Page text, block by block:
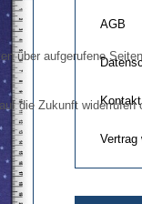
AGB
Vertrag
über aufgerufene
die Zukunft widerrufen